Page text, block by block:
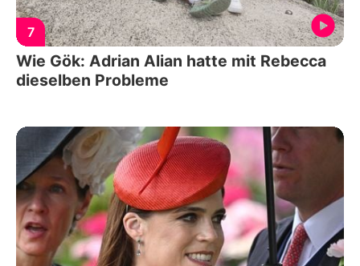
7
Wie Gök: Adrian Alian hatte mit Rebecca
dieselben Probleme